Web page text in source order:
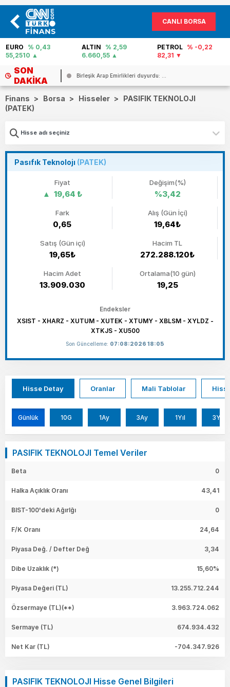
CANLI BORSA
EURO
% 0,43
55,2510
ALTIN
% 2,59
6.660,55
PETROL % -0,22
82,31
SON
DAKIKA
duyurdu: ... Yunanistan`da `Mekke Anlaşması`
Finans > Borsa > Hisseler >
PASIFIK TEKNOLOJI
(PATEK)
Pasıfık Teknolojı (PATEK)
Fiyat
19,64 ₺
Değişim(%)
%3,42
Fark
0,65
Alış (Gün İçi)
19,64₺
Satış (Gün içi)
19,65₺
Hacim TL
272.288.120₺
Hacim Adet
13.909.030
Ortalama(10 gün)
19,25
Endeksler
XSIST - XHARZ - XUTUM - XUTEK - XTUMY - XBLSM - XYLDZ -
XTKJS - XU500
Son Güncelleme: 07:08:2026 18:05
Hisse Detay Oranlar Mali Tablolar
Günlük 10G 1Ay 3Ay 1Yıl 3Yıl
PASIFIK TEKNOLOJI Temel Veriler
Beta 0
Halka Açıklık Oranı 43,41
BIST-100'deki Ağırlğı 0
F/K Oranı 24,64
Piyasa Değ. / Defter Değ 3,34
Dibe Uzaklık (*) 15,60%
Piyasa Değeri (TL) 13.255.712.244
Özsermaye (TL)(**) 3.963.724.062
Sermaye (TL) 674.934.432
Net Kar (TL) -704.347.926
PASIFIK TEKNOLOJI Hisse Genel Bilgileri